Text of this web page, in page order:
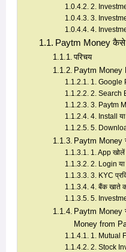
2.
3.
4.
Paytm Money
परिचय
Paytm
1. Google
2. Search
3. Paytm
4. Install
5.
Paytm
1. App खोलें
2. Login
3. KYC
4. बैंक खाते
5.
Paytm
Money from
1. Mutual
2. Stock